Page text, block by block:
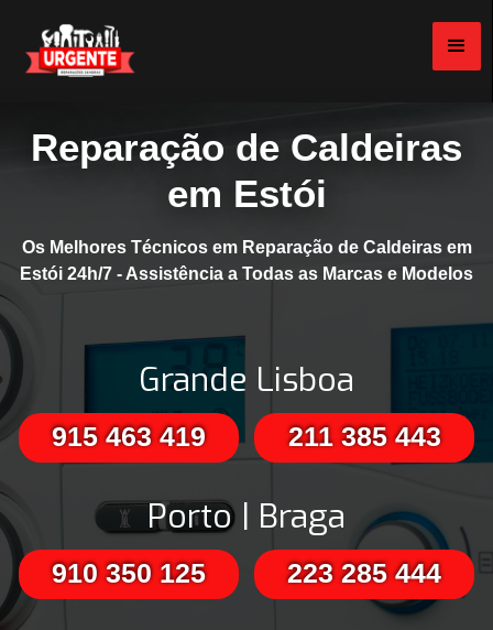
Reparação de Caldeiras
em Estói
Os Melhores Técnicos em Reparação de Caldeiras em
Estói 24h/7 - Assistência a Todas as Marcas e Modelos
Grande Lisboa
915 463 419 211 385 443
Porto | Braga
910 350 125 223 285 444